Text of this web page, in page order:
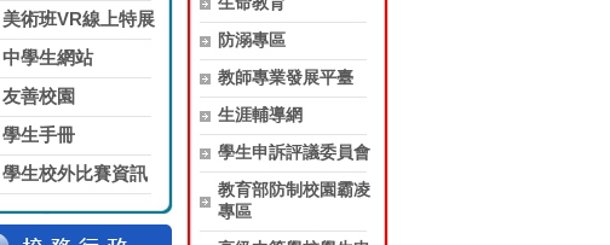
美術班VR線上特展
中學生網站
友善校園
學生手冊
學生校外比賽資訊
防溺專區
教師專業發展平臺
生涯輔導網
學生申訴評議委員會
教育部防制校園霸凌
專區